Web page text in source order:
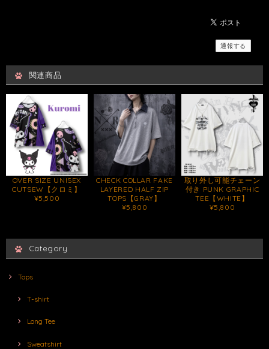
通報する
関連商品
OVER SIZE UNISEX
CUTSEW【クロミ】
¥5,500
CHECK COLLAR FAKE
LAYERED HALF ZIP
TOPS【GRAY】
¥5,800
取り外し可能チェーン
付き PUNK GRAPHIC
TEE【WHITE】
¥5,800
Category
Tops
T-shirt
Long Tee
Sweatshirt